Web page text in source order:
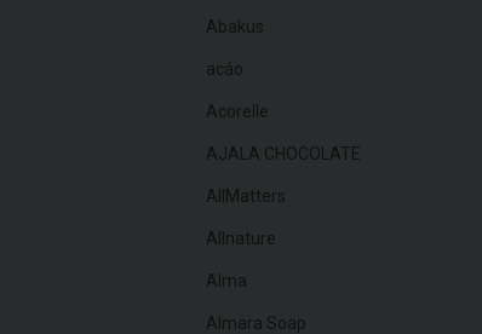
Abakus
acáo
Acorelle
AJALA CHOCOLATE
AllMatters
Allnature
Alma
Almara Soap